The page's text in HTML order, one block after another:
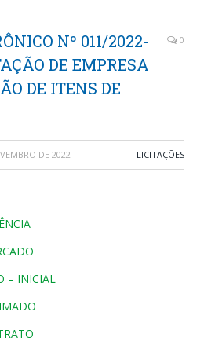
Nº 011/2022-
DE EMPRESA
DE ITENS DE
0
DE 2022 LICITAÇÕES
– INICIAL